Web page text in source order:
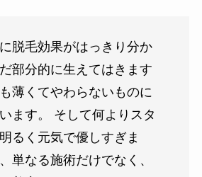
脱毛効果がはっきり分か
部分的に生えてはきます
薄くてやわらないものに
ます。 そして何よりスタ
るく元気で優しすぎま
単なる施術だけでなく、